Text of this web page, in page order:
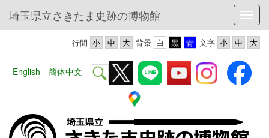
埼玉県立さきたま史跡の博物館
文字
背景
行間
English 簡体中文